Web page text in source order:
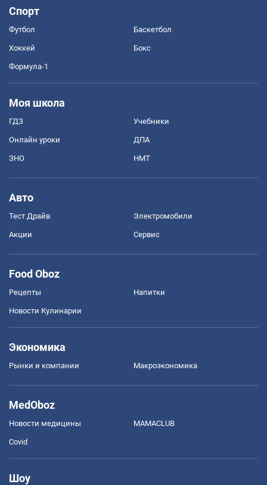
Спорт
Футбол Баскетбол
Хоккей Бокс
Формула-1
Моя школа
ГДЗ Учебники
Онлайн уроки ДПА
ЗНО НМТ
Авто
Тест Драйв Электромобили
Акции Сервис
Food Oboz
Рецепты Напитки
Новости Кулинарии
Экономика
Рынки и компании Mакроэкономика
MedOboz
Новости медицины MAMACLUB
Covid
Шоу